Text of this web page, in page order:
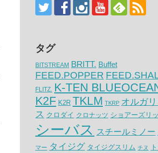
タグ
BITSTREAM BRITT. Buffet
FEED.POPPER
FLITZ. K-TEN
K2F K2R TKLM TKRP オルガ
ス クロダイ クロナッツ ショアーズリ
シーバス スチールミノー
マー タイジグ タイジグスリム チヌ